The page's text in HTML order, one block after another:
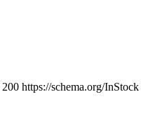
200 https://schema.org/InStock